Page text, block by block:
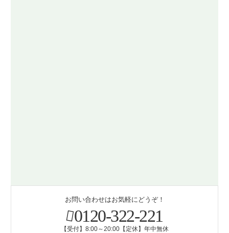
お問い合わせはお気軽にどうぞ！
0120-322-221
【受付】8:00～20:00【定休】年中無休